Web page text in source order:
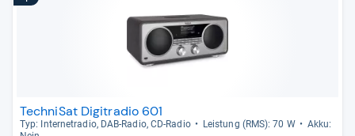
TechniSat Digitradio 601
Typ: Inter­ne­tra­dio, DAB-​Radio, CD-​Radio Leis­tung (RMS): 70 W
Akku: